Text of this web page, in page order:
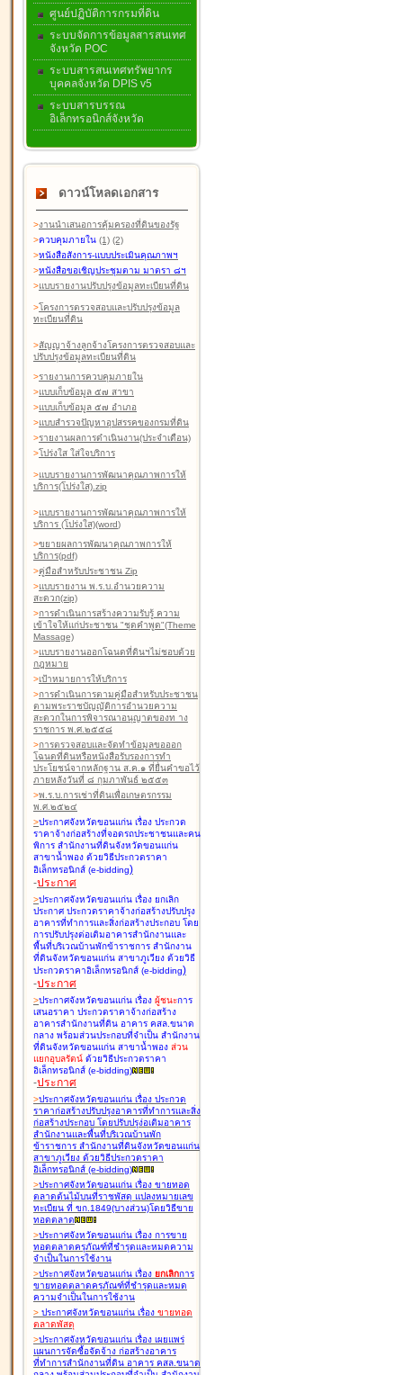
ศูนย์ปฏิบัติการกรมที่ดิน
ระบบจัดการข้อมูลสารสนเทศ
จังหวัด POC
ระบบสารสนเทศทรัพยากร
บุคคลจังหวัด DPIS v5
ระบบสารบรรณ
อิเล็กทรอนิกส์จังหวัด
ดาวน์โหลดเอกสาร
>งานนำเสนอการคุ้มครองที่ดินของรัฐ
>ควบคุมภายใน (1) (2)
>หนังสือสังการ-แบบประเมินคุณภาพฯ
>หนังสือขอเชิญประชุมตาม มาตรา ๘ฯ
>แบบรายงานปรับปรุงข้อมูลทะเบียนที่ดิน
>โครงการตรวจสอบและปรับปรุงข้อมูล
ทะเบียนที่ดิน
>สัญญาจ้างลูกจ้างโครงการตรวจสอบและ
ปรับปรุงข้อมูลทะเบียนที่ดิน
>รายงานการควบคุมภายใน
>แบบเก็บข้อมูล ๕๗ สาขา
>แบบเก็บข้อมูล ๕๗ อำเภอ
>แบบสำรวจปัญหาอุปสรรคของกรมที่ดิน
>รายงานผลการดำเนินงาน(ประจำเดือน)
>โปร่งใส ใส่ใจบริการ
>แบบรายงานการพัฒนาคุณภาพการให้
บริการ(โปร่งใส).zip
>แบบรายงานการพัฒนาคุณภาพการให้
บริการ (โปร่งใส)(word)
>ขยายผลการพัฒนาคุณภาพการให้
บริการ(pdf)
>คู่มือสำหรับประชาชน Zip
>แบบรายงาน พ.ร.บ.อำนวยความ
สะดวก(zip)
>การดำเนินการสร้างความรับรู้ ความ
เข้าใจให้แก่ประชาชน "ชุดคำพูด"(Theme
Massage)
>แบบรายงานออกโฉนดที่ดินฯไม่ชอบด้วย
กฎหมาย
>เป้าหมายการให้บริการ
>การดำเนินการตามคู่มือสำหรับประชาชน
ตามพระราชบัญญัติการอำนวยความ
สะดวกในการพิจารณาอนุญาตของท าง
ราชการ พ.ศ.๒๕๕๘
>การตรวจสอบและจัดทำข้อมูลขอออก
โฉนดที่ดินหรือหนังสือรับรองการทำ
ประโยชน์จากหลักฐาน ส.ค.๑ ที่ยื่นคำขอไว้
ภายหลังวันที่ ๘ กุมภาพันธ์ ๒๕๕๓
>พ.ร.บ.การเช่าที่ดินเพื่อเกษตรกรรม
พ.ศ.๒๕๒๔
>ประกาศจังหวัดขอนแก่น เรื่อง ประกวด
ราคาจ้างก่อสร้างที่จอดรถประชาชนและคน
พิการ สำนักงานที่ดินจังหวัดขอนแก่น
สาขาน้ำพอง ด้วยวิธีประกวดราคา
อิเล็กทรอนิกส์ (e-bidding)
-ประกาศ
>ประกาศจังหวัดขอนแก่น เรื่อง ยกเลิก
ประกาศ ประกวดราคาจ้างก่อสร้างปรับปรุง
อาคารที่ทำการและสิ่งก่อสร้างประกอบ โดย
การปรับปรุงต่อเติมอาคารสำนักงานและ
พื้นที่บริเวณบ้านพักข้าราชการ สำนักงาน
ที่ดินจังหวัดขอนแก่น สาขาภูเวียง ด้วยวิธี
ประกวดราคาอิเล็กทรอนิกส์ (e-bidding)
-ประกาศ
>ประกาศจังหวัดขอนแก่น เรื่อง ผู้ชนะการ
เสนอราคา ประกวดราคาจ้างก่อสร้าง
อาคารสำนักงานที่ดิน อาคาร คสล.ขนาด
กลาง พร้อมส่วนประกอบที่จำเป็น สำนักงาน
ที่ดินจังหวัดขอนแก่น สาขาน้ำพอง ส่วน
แยกอุบลรัตน์ ด้วยวิธีประกวดราคา
อิเล็กทรอนิกส์ (e-bidding)
-ประกาศ
>ประกาศจังหวัดขอนแก่น เรื่อง ประกวด
ราคาก่อสร้างปรับปรุงอาคารที่ทำการและสิ่ง
ก่อสร้างประกอบ โดยปรับปรุง่อเติมอาคาร
สำนักงานและพื้นที่บริเวณบ้านพัก
ข้าราชการ สำนักงานที่ดินจังหวัดขอนแก่น
สาขาภูเวียง ด้วยวิธีประกวดราคา
อิเล็กทรอนิกส์ (e-bidding)
>ประกาศจังหวัดขอนแก่น เรื่อง ขายทอด
ตลาดต้นไม้บนที่ราชพัสดุ แปลงหมายเลข
ทะเบียน ที่ ขก.1849(บางส่วน)โดยวิธีขาย
ทอดตลาด
>ประกาศจังหวัดขอนแก่น เรื่อง การขาย
ทอดตลาดครุภัณฑ์ที่ชำรุดและหมดความ
จำเป็นในการใช้งาน
>ประกาศจังหวัดขอนแก่น เรื่อง ยกเลิกการ
ขายทอดตลาดครุภัณฑ์ที่ชำรุดและหมด
ความจำเป็นในการใช้งาน
> ประกาศจังหวัดขอนแก่น เรื่อง ขายทอด
ตลาดพัสดุ
>ประกาศจังหวัดขอนแก่น เรื่อง เผยแพร่
แผนการจัดซื้อจัดจ้าง ก่อสร้างอาคาร
ที่ทำการสำนักงานที่ดิน อาคาร คสล.ขนาด